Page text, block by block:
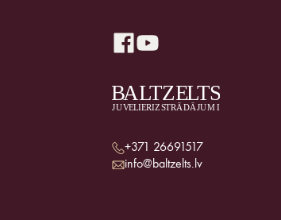
+371 26691517
info@baltzelts.lv